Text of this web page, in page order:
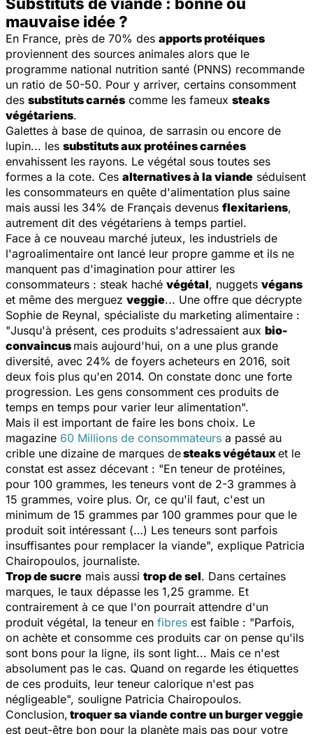
mauvaise idée ?
En France, près de 70% des apports protéiques
proviennent des sources animales alors que le
programme national nutrition santé (PNNS) recommande
un ratio de 50-50. Pour y arriver, certains consomment
des substituts carnés comme les fameux steaks
végétariens.
Galettes à base de quinoa, de sarrasin ou encore de
lupin... les substituts aux protéines carnées
envahissent les rayons. Le végétal sous toutes ses
formes a la cote. Ces alternatives à la viande séduisent
les consommateurs en quête d'alimentation plus saine
mais aussi les 34% de Français devenus flexitariens,
autrement dit des végétariens à temps partiel.
Face à ce nouveau marché juteux, les industriels de
l'agroalimentaire ont lancé leur propre gamme et ils ne
manquent pas d'imagination pour attirer les
consommateurs : steak haché végétal, nuggets végans
et même des merguez veggie... Une offre que décrypte
Sophie de Reynal, spécialiste du marketing alimentaire :
"Jusqu'à présent, ces produits s'adressaient aux bio-
convaincus mais aujourd'hui, on a une plus grande
diversité, avec 24% de foyers acheteurs en 2016, soit
deux fois plus qu'en 2014. On constate donc une forte
progression. Les gens consomment ces produits de
temps en temps pour varier leur alimentation".
Mais il est important de faire les bons choix. Le
magazine 60 Millions de consommateurs a passé au
crible une dizaine de marques desteaks végétauxet le
constat est assez décevant : "En teneur de protéines,
pour 100 grammes, les teneurs vont de 2-3 grammes à
15 grammes, voire plus. Or, ce qu'il faut, c'est un
minimum de 15 grammes par 100 grammes pour que le
produit soit intéressant (…) Les teneurs sont parfois
insuffisantes pour remplacer la viande", explique Patricia
Chairopoulos, journaliste.
Trop de sucre mais aussi trop de sel. Dans certaines
marques, le taux dépasse les 1,25 gramme. Et
contrairement à ce que l'on pourrait attendre d'un
produit végétal, la teneur en fibres est faible : "Parfois,
on achète et consomme ces produits car on pense qu'ils
sont bons pour la ligne, ils sont light... Mais ce n'est
absolument pas le cas. Quand on regarde les étiquettes
de ces produits, leur teneur calorique n'est pas
négligeable", souligne Patricia Chairopoulos.
Conclusion, troquer sa viande contre un burger veggie
est peut-être bon pour la planète mais pas pour votre